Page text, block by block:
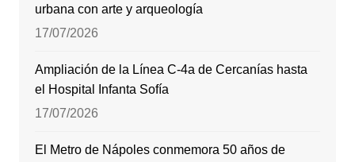
urbana con arte y arqueología
17/07/2026
Ampliación de la Línea C-4a de Cercanías hasta
el Hospital Infanta Sofía
17/07/2026
El Metro de Nápoles conmemora 50 años de